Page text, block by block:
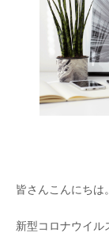
皆さんこんにちは。
新型コロナウイル